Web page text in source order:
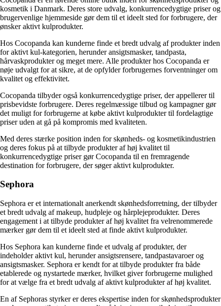
kosmetik i Danmark. Deres store udvalg, konkurrencedygtige priser og
brugervenlige hjemmeside gør dem til et ideelt sted for forbrugere, der
ønsker aktivt kulprodukter.
Hos Cocopanda kan kunderne finde et bredt udvalg af produkter inden
for aktivt kul-kategorien, herunder ansigtsmasker, tandpasta,
hårvaskprodukter og meget mere. Alle produkter hos Cocopanda er
nøje udvalgt for at sikre, at de opfylder forbrugernes forventninger om
kvalitet og effektivitet.
Cocopanda tilbyder også konkurrencedygtige priser, der appellerer til
prisbevidste forbrugere. Deres regelmæssige tilbud og kampagner gør
det muligt for forbrugerne at købe aktivt kulprodukter til fordelagtige
priser uden at gå på kompromis med kvaliteten.
Med deres stærke position inden for skønheds- og kosmetikindustrien
og deres fokus på at tilbyde produkter af høj kvalitet til
konkurrencedygtige priser gør Cocopanda til en fremragende
destination for forbrugere, der søger aktivt kulprodukter.
Sephora
Sephora er et internationalt anerkendt skønhedsforretning, der tilbyder
et bredt udvalg af makeup, hudpleje og hårplejeprodukter. Deres
engagement i at tilbyde produkter af høj kvalitet fra velrenommerede
mærker gør dem til et ideelt sted at finde aktivt kulprodukter.
Hos Sephora kan kunderne finde et udvalg af produkter, der
indeholder aktivt kul, herunder ansigtsrensere, tandpastavaroer og
ansigtsmasker. Sephora er kendt for at tilbyde produkter fra både
etablerede og nystartede mærker, hvilket giver forbrugerne mulighed
for at vælge fra et bredt udvalg af aktivt kulprodukter af høj kvalitet.
En af Sephoras styrker er deres ekspertise inden for skønhedsprodukter